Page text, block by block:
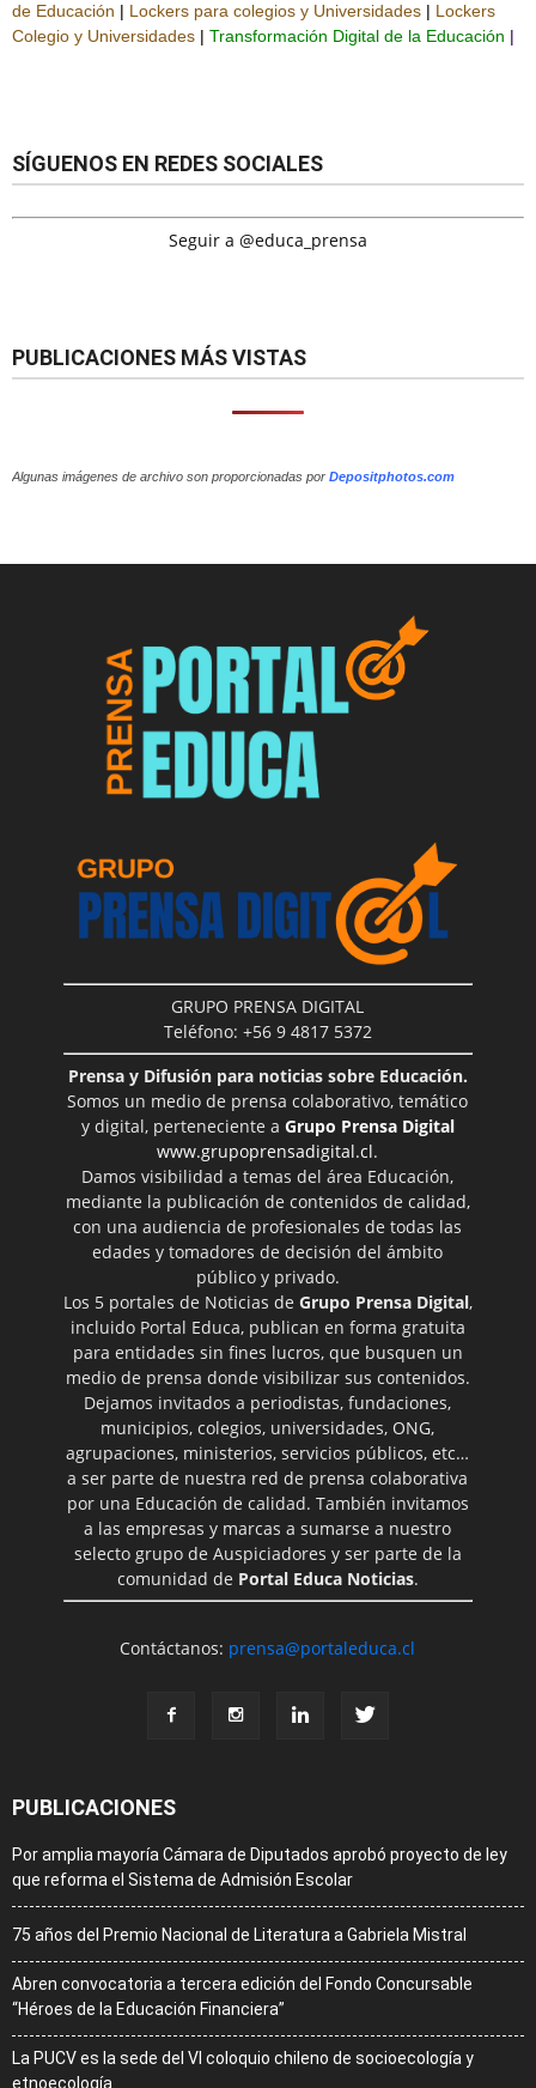
de Educación | Lockers para colegios y Universidades | Lockers
Colegio y Universidades | Transformación Digital de la Educación |
SÍGUENOS EN REDES SOCIALES
Seguir a @educa_prensa
PUBLICACIONES MÁS VISTAS
Algunas imágenes de archivo son proporcionadas por Depositphotos.com
GRUPO PRENSA DIGITAL
Teléfono: +56 9 4817 5372
Prensa y Difusión para noticias sobre Educación.
Somos un medio de prensa colaborativo, temático
y digital, perteneciente a Grupo Prensa Digital
www.grupoprensadigital.cl.
Damos visibilidad a temas del área Educación,
mediante la publicación de contenidos de calidad,
con una audiencia de profesionales de todas las
edades y tomadores de decisión del ámbito
público y privado.
Los 5 portales de Noticias de Grupo Prensa Digital,
incluido Portal Educa, publican en forma gratuita
para entidades sin fines lucros, que busquen un
medio de prensa donde visibilizar sus contenidos.
Dejamos invitados a periodistas, fundaciones,
municipios, colegios, universidades, ONG,
agrupaciones, ministerios, servicios públicos, etc…
a ser parte de nuestra red de prensa colaborativa
por una Educación de calidad. También invitamos
a las empresas y marcas a sumarse a nuestro
selecto grupo de Auspiciadores y ser parte de la
comunidad de Portal Educa Noticias.
Contáctanos: prensa@portaleduca.cl
PUBLICACIONES
Por amplia mayoría Cámara de Diputados aprobó proyecto de ley
que reforma el Sistema de Admisión Escolar
75 años del Premio Nacional de Literatura a Gabriela Mistral
Abren convocatoria a tercera edición del Fondo Concursable
“Héroes de la Educación Financiera”
La PUCV es la sede del VI coloquio chileno de socioecología y
etnoecología